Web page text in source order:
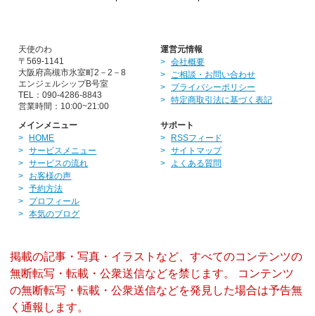
天使のわ
〒569-1141
大阪府高槻市氷室町2－2－8
エンジェルシップB号室
TEL：090-4286-8843
営業時間：10:00~21:00
運営元情報
会社概要
ご相談・お問い合わせ
プライバシーポリシー
特定商取引法に基づく表記
メインメニュー
HOME
サービスメニュー
サービスの流れ
お客様の声
予約方法
プロフィール
本気のブログ
サポート
RSSフィード
サイトマップ
よくある質問
掲載の記事・写真・イラストなど、すべてのコンテンツの
無断転写・転載・公衆送信などを禁じます。 コンテンツ
の無断転写・転載・公衆送信などを発見した場合は予告無
く通報します。